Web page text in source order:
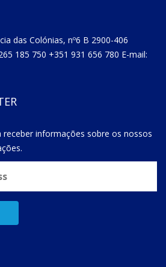
das Colónias, nº6 B 2900-406
185 750 +351 931 656 780 E-mail:
receber informações sobre os nossos